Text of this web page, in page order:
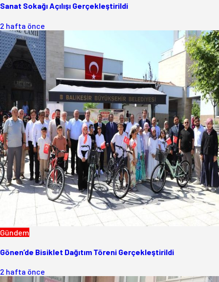
Sanat Sokağı Açılışı Gerçekleştirildi
2 hafta önce
Gündem
Gönen’de Bisiklet Dağıtım Töreni Gerçekleştirildi
2 hafta önce